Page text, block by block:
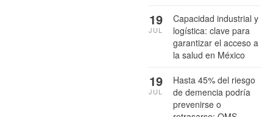
Capacidad industrial y
logística: clave para
garantizar el acceso a
la salud en México
19
JUL
Hasta 45% del riesgo
de demencia podría
prevenirse o
19
JUL